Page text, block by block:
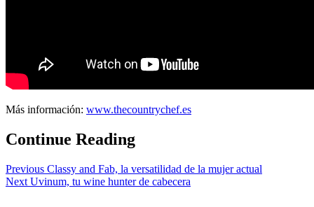
Más información: www.thecountrychef.es
Continue Reading
Previous Classy and Fab, la versatilidad de la mujer actual
Next Uvinum, tu wine hunter de cabecera